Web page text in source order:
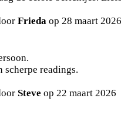
Frieda op 28 maart 2026
scherpe readings.
Steve op 22 maart 2026